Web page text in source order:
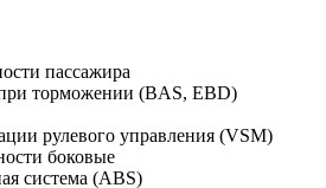
пассажира
торможении (BAS, EBD)
рулевого управления (VSM)
боковые
система (ABS)